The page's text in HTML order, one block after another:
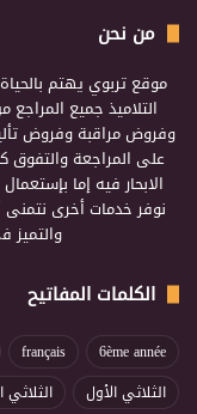
من نحن
موقع تربوي يهتم بالحياة
التلاميذ جميع المراجع
وفروض مراقبة وفروض
على المراجعة والتفوق
الابحار فيه إما
نوفر خدمات أخرى نتمنى
والتميز
الكلمات المفاتيح
6ème année
français
الثلاثي الأول
الثلاثي